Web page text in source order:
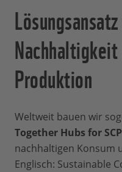
Produktion
Weltweit bauen wir
Together Hubs for
nachhaltigen Konsum
Englisch: Sustainable